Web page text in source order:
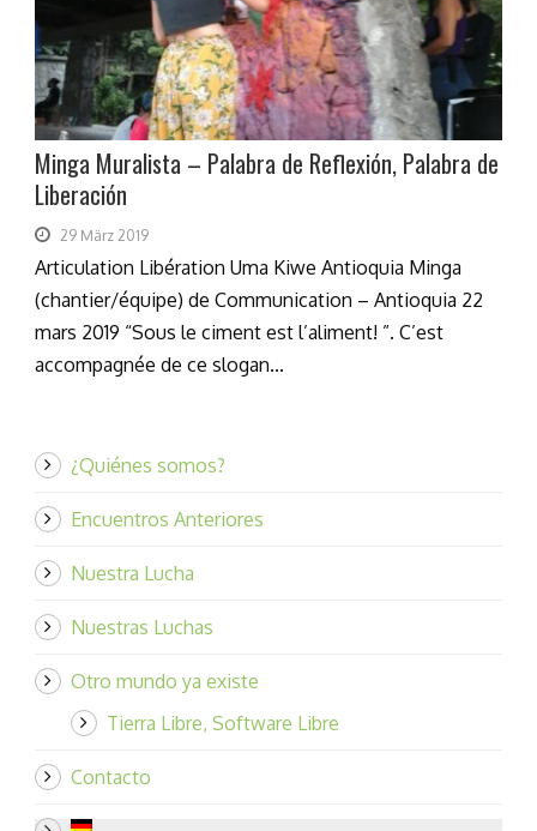
Minga Muralista – Palabra de Reflexión, Palabra de
Liberación
29 März 2019
Articulation Libération Uma Kiwe Antioquia Minga
(chantier/équipe) de Communication – Antioquia 22
mars 2019 “Sous le ciment est l’aliment! ”. C’est
accompagnée de ce slogan...
¿Quiénes somos?
Encuentros Anteriores
Nuestra Lucha
Nuestras Luchas
Otro mundo ya existe
Tierra Libre, Software Libre
Contacto